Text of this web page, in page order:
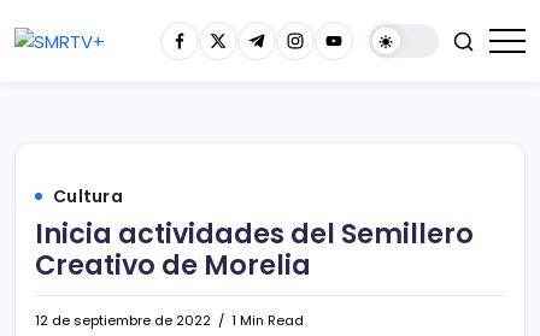
Cultura
Inicia actividades del Semillero
Creativo de Morelia
12 de septiembre de 2022 1 Min Read